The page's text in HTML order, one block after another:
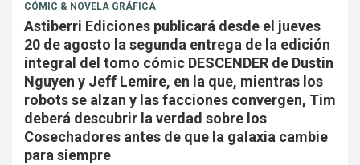
CÓMIC & NOVELA GRÁFICA
Astiberri Ediciones publicará desde el jueves
20 de agosto la segunda entrega de la edición
integral del tomo cómic DESCENDER de Dustin
Nguyen y Jeff Lemire, en la que, mientras los
robots se alzan y las facciones convergen, Tim
deberá descubrir la verdad sobre los
Cosechadores antes de que la galaxia cambie
para siempre